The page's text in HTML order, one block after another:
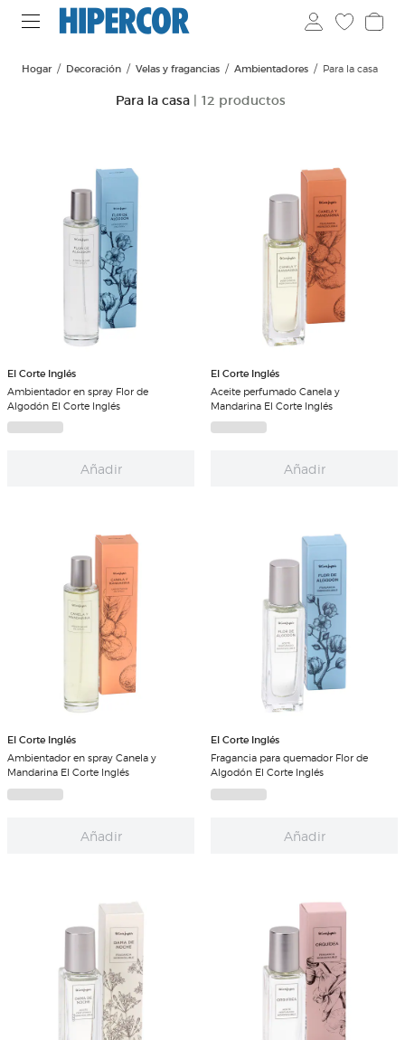
Hogar Decoración Velas y fragancias Ambientadores Para la casa
Para la casa | 12 productos
El Corte Inglés
Ambientador en spray Flor de
Algodón El Corte Inglés
Añadir
El Corte Inglés
Aceite perfumado Canela y
Mandarina El Corte Inglés
Añadir
El Corte Inglés
Ambientador en spray Canela y
Mandarina El Corte Inglés
Añadir
El Corte Inglés
Fragancia para quemador Flor de
Algodón El Corte Inglés
Añadir